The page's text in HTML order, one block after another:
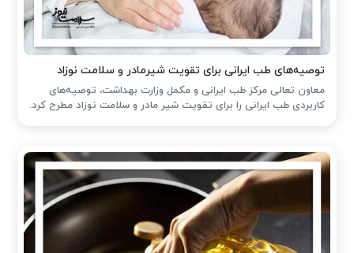
توصیه‌های طب ایرانی برای تقویت شیرمادر و سلامت نوزاد
معاون تعالی مرکز طب ایرانی و مکمل وزارت بهداشت، توصیه‌های
کاربردی طب ایرانی را برای تقویت شیر مادر و سلامت نوزاد مطرح کرد.